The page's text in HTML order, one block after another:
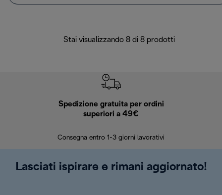
Stai visualizzando 8 di 8 prodotti
Spedizione gratuita per ordini
superiori a 49€
Consegna entro 1-3 giorni lavorativi
Lasciati ispirare e rimani aggiornato!